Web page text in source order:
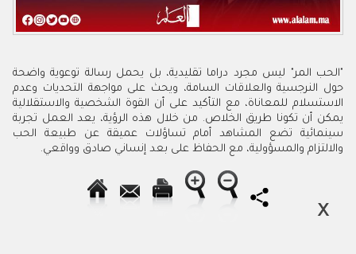
"الحب المر" ليس مجرد دراما تقليدية، بل يحمل رسالة توعوية واضحة
حول النرجسية والعلاقات السامة، ويحث على مواجهة التحديات وعدم
الاستسلام للمعاناة، مع التأكيد على أن القوة الشخصية والاستقلالية
يمكن أن تكونا طريق الخلاص. من خلال هذه الرؤية، يعد العمل تجربة
سينمائية تضع المشاهد أمام تساؤلات عميقة عن طبيعة الحب
والالتزام والمسؤولية، مع الحفاظ على بعد إنساني صادق وواقعي.